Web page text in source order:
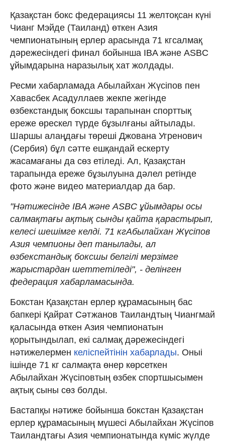
Қазақстан бокс федерациясы 11 желтоқсан күні
Чианг Мэйде (Таиланд) өткен Азия
чемпионатының ерлер арасында 71 кгсалмақ
дәрежесіндегі финал бойынша IBA және ASBC
ұйымдарына наразылық хат жолдады.
Ресми хабарламада Абылайхан Жүсіпов пен
Хавасбек Асадуллаев жекпе жегінде
өзбекстандық боксшы тарапынан спорттық
ереже өрескел түрде бұзылғаны айтылады.
Шаршы алаңдағы төреші Джована Угренович
(Сербия) бұл сәтте ешқандай ескерту
жасамағаны да сөз етіледі. Ал, Қазақстан
тарапында ереже бұзылуына дәлел ретінде
фото және видео материалдар да бар.
"Нәтижесінде IBA және ASBC ұйымдары осы
салмақтағы ақтық сынды қайта қарастырып,
келесі шешімге келді. 71 кгАбылайхан Жүсіпов
Азия чемпионы деп танылaды, ал
өзбекстандық боксшы белгілі мерзімге
жарыстардан шеттетіледі", - делінген
федерация хабарламасында.
Бокстан Қазақстан ерлер құрамасының бас
бапкері Қайрат Сәтжанов Таиландтың Чиангмай
қаласында өткен Азия чемпионатын
қорытындылап, екі салмақ дәрежесіндегі
нәтижелермен келіспейтінін хабарлады. Оныі
ішінде 71 кг салмақта өнер көрсеткен
Абылайхан Жүсіповтың өзбек спортшысымен
ақтық сыны сөз болды.
Бастапқы нәтиже бойынша бокстан Қазақстан
ерлер құрамасының мүшесі Абылайхан Жүсіпов
Таиландтағы Азия чемпионатында күміс жүлде